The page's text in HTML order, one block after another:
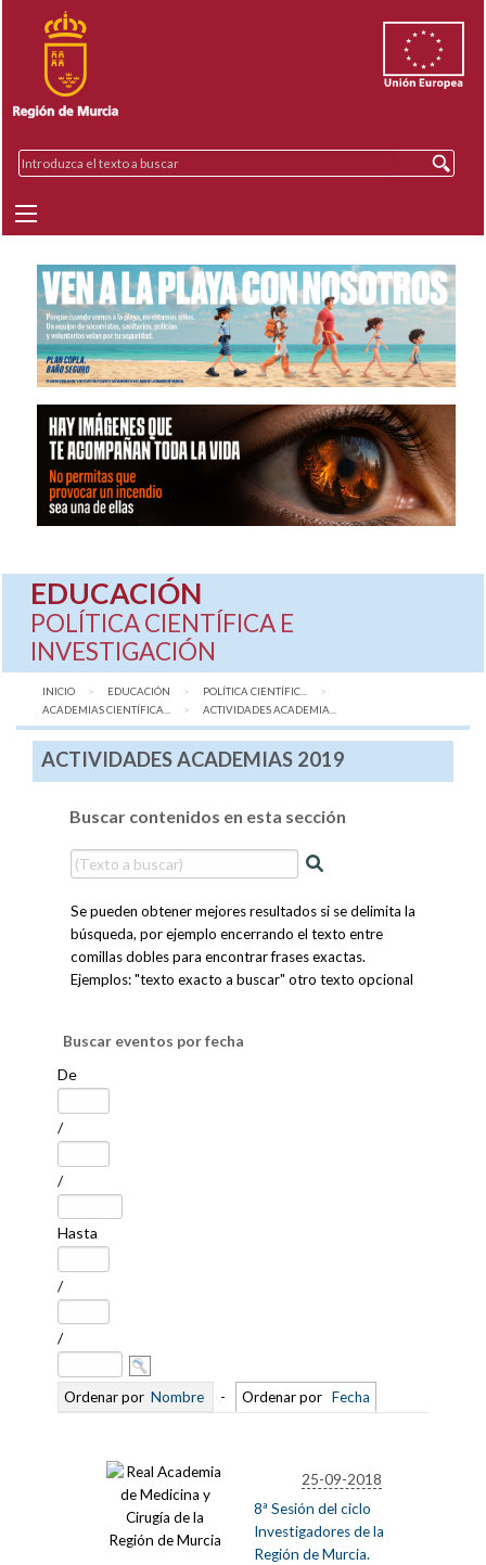
EDUCACIÓN
POLÍTICA CIENTÍFICA E
INVESTIGACIÓN
INICIO EDUCACIÓN
POLÍTICA CIENTÍFIC...
ACADEMIAS CIENTÍFICA...
AQUÍ:
ACTIVIDADES ACADEMIA...
ACTIVIDADES ACADEMIAS 2019
Buscar contenidos en esta sección
Se pueden obtener mejores resultados si se delimita la
búsqueda, por ejemplo encerrando el texto entre
comillas dobles para encontrar frases exactas.
Ejemplos: "texto exacto a buscar" otro texto opcional
Buscar eventos por fecha
De
/
/
Hasta
/
/
Ordenar por Nombre - Ordenar porFecha
25-09-2018
8ª Sesión del ciclo
Investigadores de la
Región de Murcia.